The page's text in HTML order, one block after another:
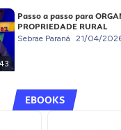
Passo a passo para
PROPRIEDADE RURAL
Sebrae Paraná 21/04/
EBOOKS